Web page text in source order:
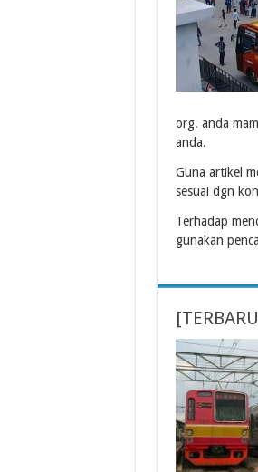
org. anda
anda.
Guna artikel
sesuai dgn
Terhadap
gunakan